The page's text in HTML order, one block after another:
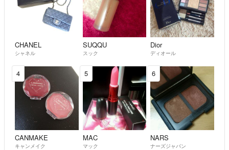
CHANEL
シャネル
SUQQU
スック
Dior
ディオール
4
CANMAKE
キャンメイク
5
MAC
マック
6
NARS
ナーズジャパン